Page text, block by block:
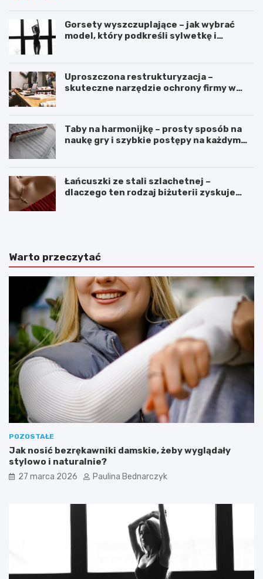
Gorsety wyszczuplające – jak wybrać
model, który podkreśli sylwetkę i
Uproszczona restrukturyzacja –
skuteczne narzędzie ochrony firmy w
Taby na harmonijkę – prosty sposób na
naukę gry i szybkie postępy na każdym
Łańcuszki ze stali szlachetnej –
dlaczego ten rodzaj biżuterii zyskuje
Warto przeczytać
POZOSTAŁE
Jak nosić bezrękawniki damskie, żeby wyglądały
stylowo i naturalnie?
27 marca 2026 Paulina Bednarczyk